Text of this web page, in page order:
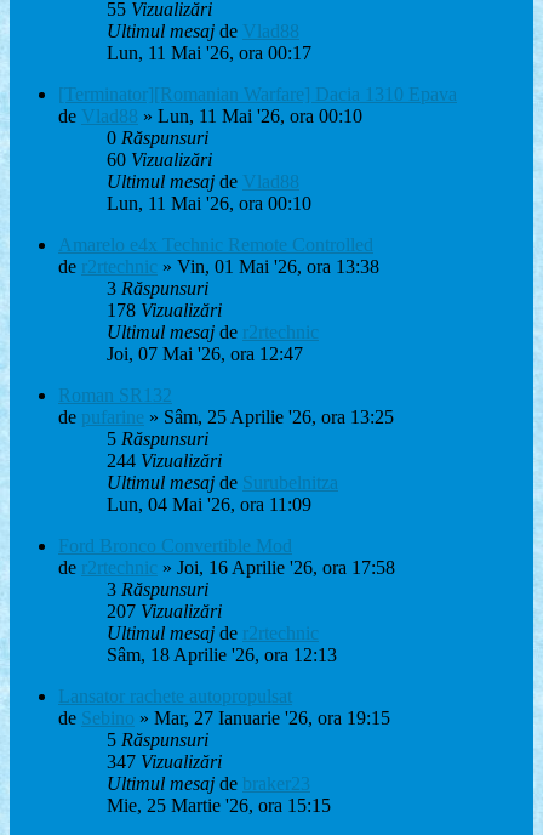
55 Vizualizări
Ultimul mesaj de Vlad88
Lun, 11 Mai '26, ora 00:17
[Terminator][Romanian Warfare] Dacia 1310 Epava
de Vlad88 » Lun, 11 Mai '26, ora 00:10
0 Răspunsuri
60 Vizualizări
Ultimul mesaj de Vlad88
Lun, 11 Mai '26, ora 00:10
Amarelo e4x Technic Remote Controlled
de r2rtechnic » Vin, 01 Mai '26, ora 13:38
3 Răspunsuri
178 Vizualizări
Ultimul mesaj de r2rtechnic
Joi, 07 Mai '26, ora 12:47
Roman SR132
de pufarine » Sâm, 25 Aprilie '26, ora 13:25
5 Răspunsuri
244 Vizualizări
Ultimul mesaj de Surubelnitza
Lun, 04 Mai '26, ora 11:09
Ford Bronco Convertible Mod
de r2rtechnic » Joi, 16 Aprilie '26, ora 17:58
3 Răspunsuri
207 Vizualizări
Ultimul mesaj de r2rtechnic
Sâm, 18 Aprilie '26, ora 12:13
Lansator rachete autopropulsat
de Sebino » Mar, 27 Ianuarie '26, ora 19:15
5 Răspunsuri
347 Vizualizări
Ultimul mesaj de braker23
Mie, 25 Martie '26, ora 15:15